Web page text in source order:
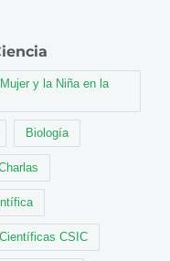
y la Niña en la
Biología
CSIC